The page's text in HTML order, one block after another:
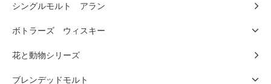
シングルモルト アラン
ボトラーズ ウィスキー
花と動物シリーズ
ブレンデッドモルト